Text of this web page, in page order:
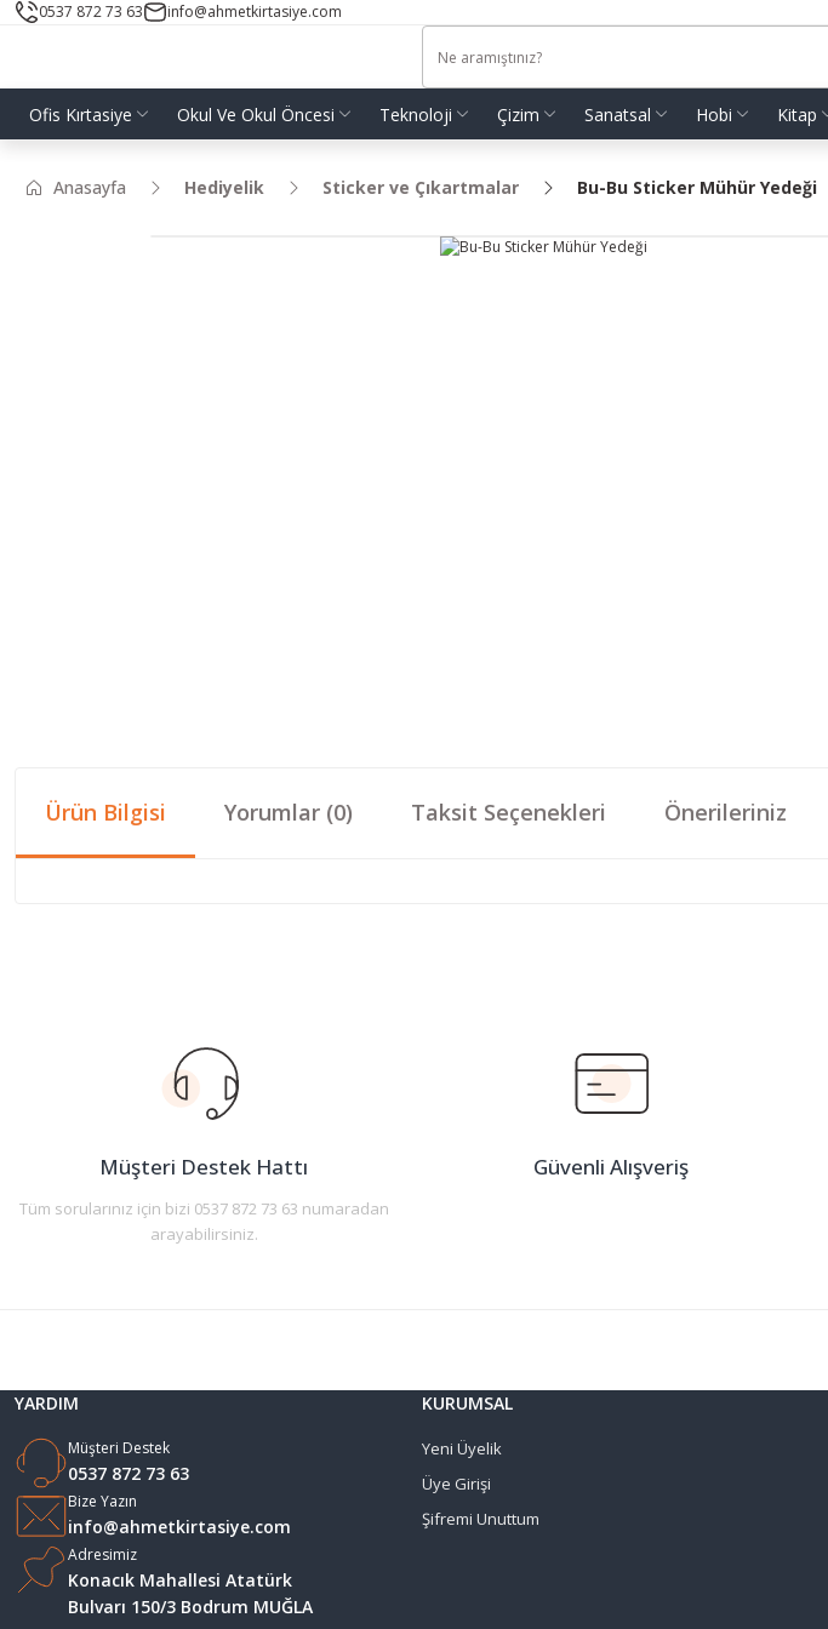
0537 872 73 63 info@ahmetkirtasiye.com
Ofis Kırtasiye Okul Ve Okul Öncesi Teknoloji Çizim Sanatsal Hobi Kitap
Anasayfa Hediyelik Sticker ve Çıkartmalar Bu-Bu Sticker Mühür Yedeği
Ürün Bilgisi Yorumlar (0) Taksit Seçenekleri Önerileriniz
Ürün açıklamasında eksik bilgiler bulunuyor.
Ürün bilgilerinde hatalar bulunuyor.
Bu ürüne benzer farklı alternatifler olmalı.
Müşteri Destek Hattı
Tüm sorularınız için bizi 0537 872 73 63 numaradan
arayabilirsiniz.
Güvenli Alışveriş
YARDIM
Müşteri Destek
0537 872 73 63
Bize Yazın
info@ahmetkirtasiye.com
Adresimiz
Konacık Mahallesi Atatürk
Bulvarı 150/3 Bodrum MUĞLA
KURUMSAL
Yeni Üyelik
Üye Girişi
Şifremi Unuttum